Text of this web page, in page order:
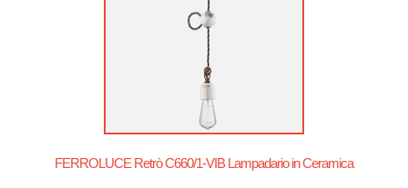
FERROLUCE Retrò C660/1-VIB Lampadario in Ceramica